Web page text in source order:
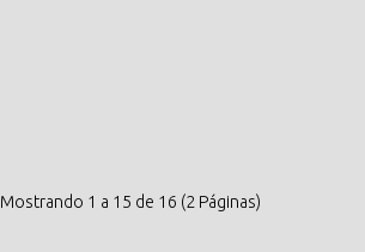
Mostrando 1 a 15 de 16 (2 Páginas)